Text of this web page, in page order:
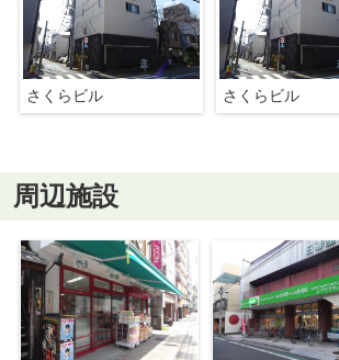
さくらビル さくらビル
周辺施設